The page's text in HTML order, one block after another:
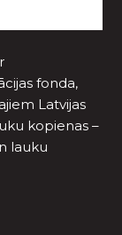
fonda,
Latvijas
kopienas –
lauku